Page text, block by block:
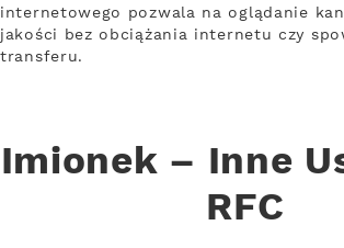
internetowego pozwala na oglądanie
jakości bez obciążania internetu czy
transferu.
Imionek – Inne
RFC